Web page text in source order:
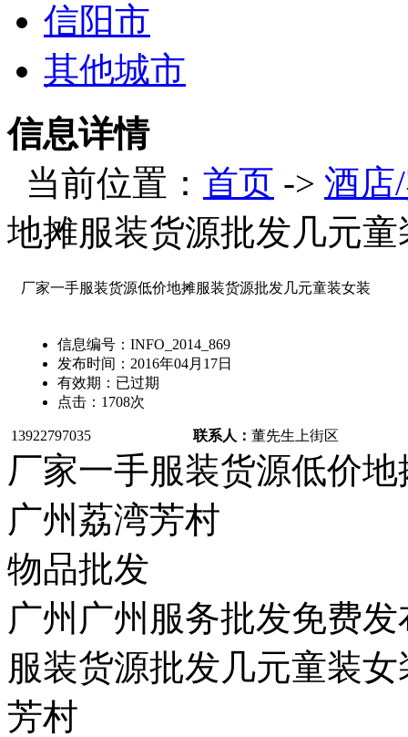
信阳市
其他城市
信息详情
当前位置： 首页 -> 酒店
地摊服装货源批发几元童
厂家一手服装货源低价地摊服装货源批发几元童装女装
信息编号： INFO_2014_869
发布时间： 2016年04月17日
有效期： 已过期
点击： 1708次
13922797035 联系人： 董先生 上街区
厂家一手服装货源低价
广州荔湾芳村
物品批发
广州广州服务批发免费
服装货源批发几元童装
芳村